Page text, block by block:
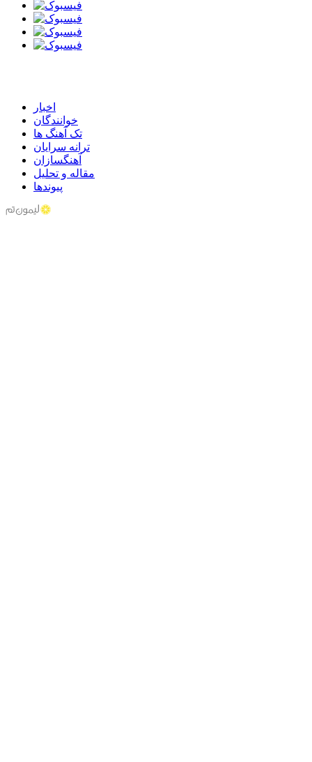
اخبار
خوانندگان
تک آهنگ ها
ترانه سرایان
آهنگسازان
مقاله و تحلیل
پیوندها